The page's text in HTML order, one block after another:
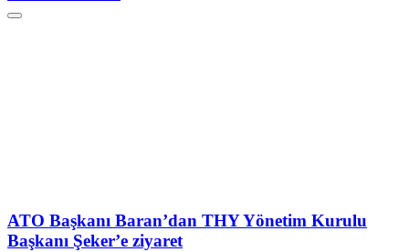
ATO Başkanı Baran’dan THY Yönetim Kurulu
Başkanı Şeker’e ziyaret